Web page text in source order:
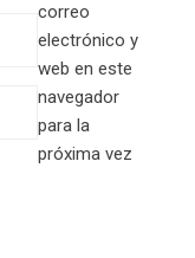
correo
electrónico y
web en este
navegador
para la
próxima vez